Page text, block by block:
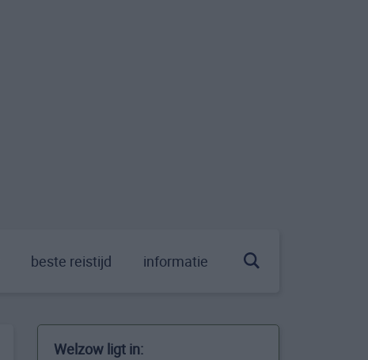
beste reistijd informatie
Welzow ligt in: